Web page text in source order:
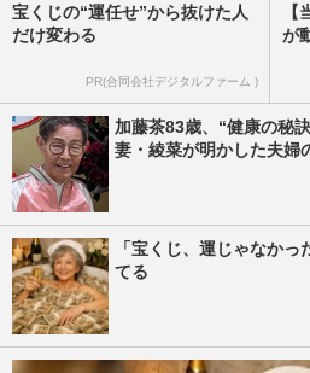
宝くじの“運任せ”から抜けた人
だけ変わる
PR(合同会社デジタルファーム )
が
加藤茶83歳、“健康の秘
妻・綾菜が明かした夫婦
「宝くじ、運じゃなか
てる